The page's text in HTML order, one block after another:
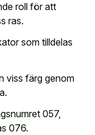
roll för att
ras.
som tilldelas
viss färg genom
057,
076.